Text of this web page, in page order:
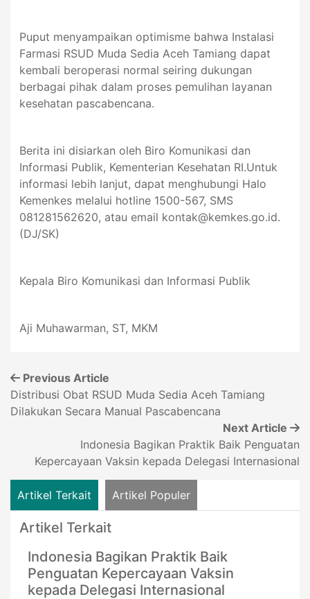
Puput menyampaikan optimisme bahwa Instalasi
Farmasi RSUD Muda Sedia Aceh Tamiang dapat
kembali beroperasi normal seiring dukungan
berbagai pihak dalam proses pemulihan layanan
kesehatan pascabencana.
Berita ini disiarkan oleh Biro Komunikasi dan
Informasi Publik, Kementerian Kesehatan RI.Untuk
informasi lebih lanjut, dapat menghubungi Halo
Kemenkes melalui hotline 1500-567, SMS
081281562620, atau email kontak@kemkes.go.id.
(DJ/SK)
Kepala Biro Komunikasi dan Informasi Publik
Aji Muhawarman, ST, MKM
Previous Article
Distribusi Obat RSUD Muda Sedia Aceh Tamiang
Dilakukan Secara Manual Pascabencana
Next Article
Indonesia Bagikan Praktik Baik Penguatan
Kepercayaan Vaksin kepada Delegasi Internasional
Artikel Terkait Artikel Populer
Artikel Terkait
Indonesia Bagikan Praktik Baik
Penguatan Kepercayaan Vaksin
kepada Delegasi Internasional